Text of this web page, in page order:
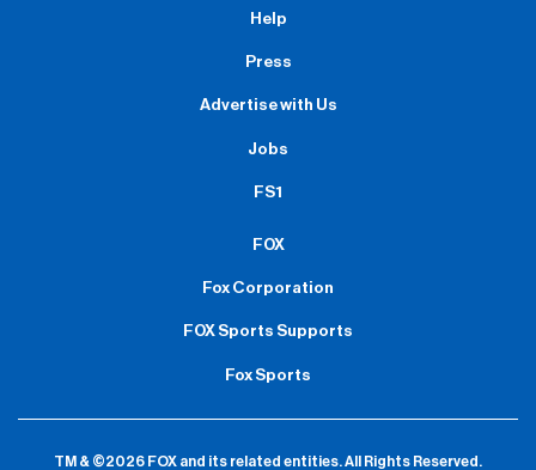
Help
Press
Advertise with Us
Jobs
FS1
FOX
Fox Corporation
FOX Sports Supports
Fox Sports
TM & ©2026 FOX and its related entities.All Rights Reserved.